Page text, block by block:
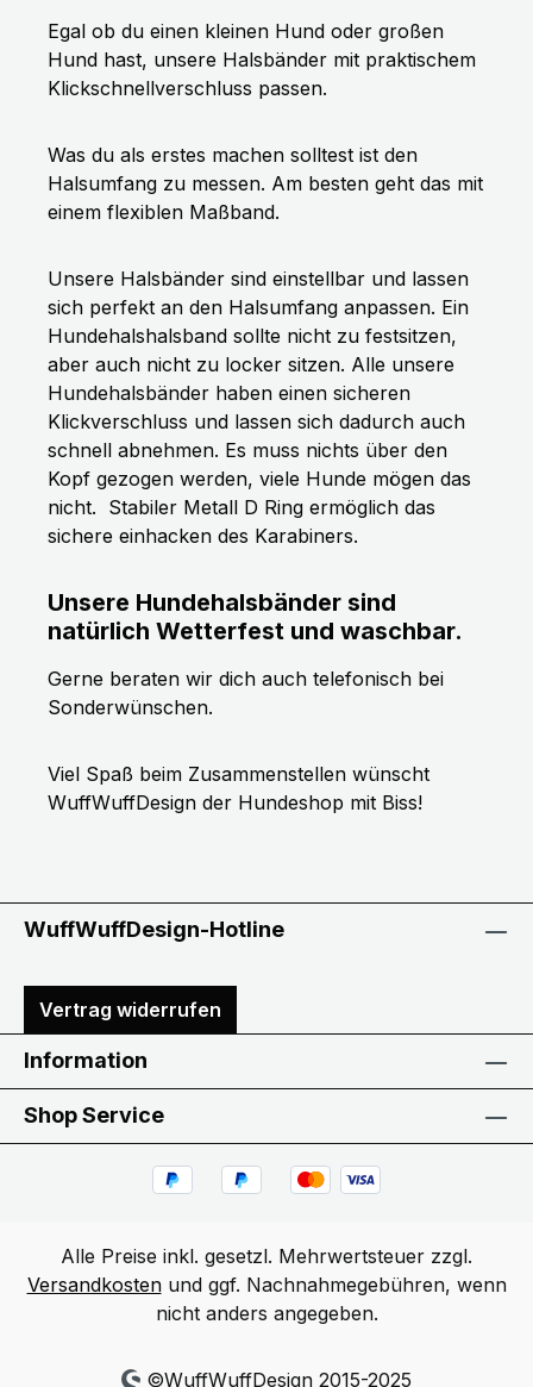
Egal ob du einen kleinen Hund oder großen
Hund hast, unsere Halsbänder mit praktischem
Klickschnellverschluss passen.
Was du als erstes machen solltest ist den
Halsumfang zu messen. Am besten geht das mit
einem flexiblen Maßband.
Unsere Halsbänder sind einstellbar und lassen
sich perfekt an den Halsumfang anpassen. Ein
Hundehalshalsband sollte nicht zu festsitzen,
aber auch nicht zu locker sitzen. Alle unsere
Hundehalsbänder haben einen sicheren
Klickverschluss und lassen sich dadurch auch
schnell abnehmen. Es muss nichts über den
Kopf gezogen werden, viele Hunde mögen das
nicht. Stabiler Metall D Ring ermöglich das
sichere einhacken des Karabiners.
Unsere Hundehalsbänder sind
natürlich Wetterfest und waschbar.
Gerne beraten wir dich auch telefonisch bei
Sonderwünschen.
Viel Spaß beim Zusammenstellen wünscht
WuffWuffDesign der Hundeshop mit Biss!
WuffWuffDesign-Hotline
Vertrag widerrufen
Information
Shop Service
Alle Preise inkl. gesetzl. Mehrwertsteuer zzgl.
Versandkostenund ggf. Nachnahmegebühren, wenn
nicht anders angegeben.
©WuffWuffDesign 2015-2025